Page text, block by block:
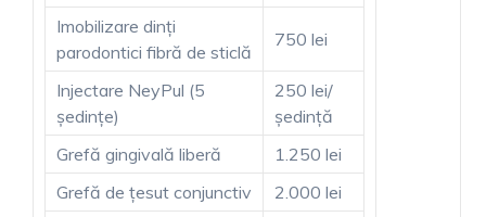
Imobilizare dinți
parodontici fibră de sticlă
750 lei
Injectare NeyPul (5
ședințe)
250 lei/
ședință
Grefă gingivală liberă
1.250 lei
Grefă de țesut conjunctiv
2.000 lei